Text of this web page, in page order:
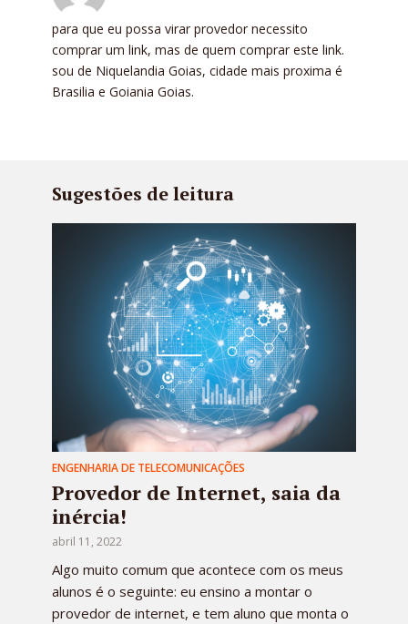
para que eu possa virar provedor necessito
comprar um link, mas de quem comprar este link.
sou de Niquelandia Goias, cidade mais proxima é
Brasilia e Goiania Goias.
Sugestões de leitura
ENGENHARIA DE TELECOMUNICAÇÕES
Provedor de Internet, saia da
inércia!
abril 11, 2022
Algo muito comum que acontece com os meus
alunos é o seguinte: eu ensino a montar o
provedor de internet, e tem aluno que monta o